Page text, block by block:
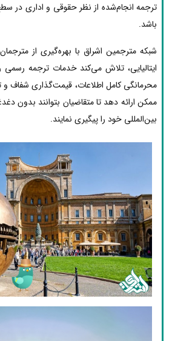
ترجمه انجام‌شده از نظر حقوقی و اداری در
باشد.
شبکه مترجمین اشراق با بهره‌گیری از
ایتالیایی، تلاش می‌کند خدمات ترجمه رسمی
محرمانگی کامل اطلاعات، قیمت‌گذاری شفاف
ممکن ارائه دهد تا متقاضیان بتوانند بدون
بین‌المللی خود را پیگیری نمایند.